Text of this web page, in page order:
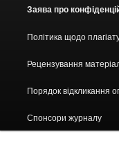
Заява про
Політика щодо
Рецензування
Порядок відкликання
Спонсори журналу